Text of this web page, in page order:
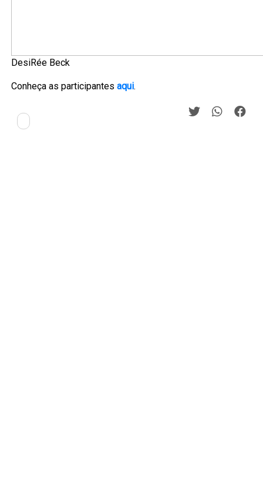
DesiRée Beck
Conheça as participantesaqui.